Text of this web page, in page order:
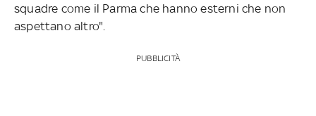
squadre come il Parma che hanno esterni che non
aspettano altro".
PUBBLICITÀ